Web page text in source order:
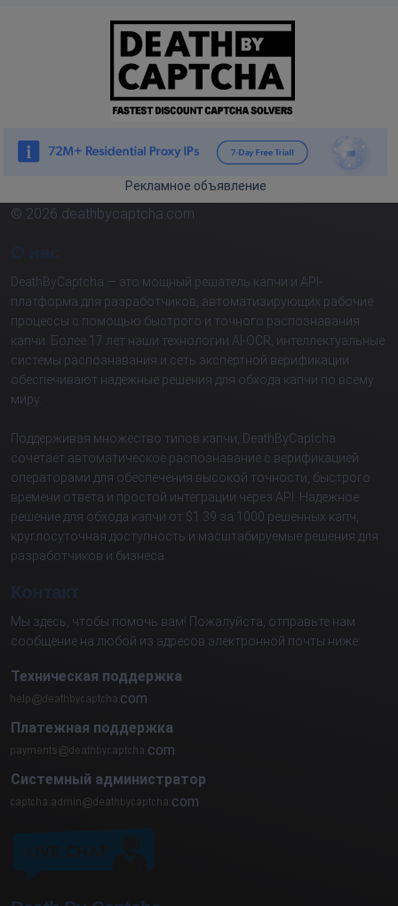
Рекламное объявление
© 2026 deathbycaptcha.com
DeathByCaptcha — это мощный решатель капчи и API-
платформа для разработчиков, автоматизирующих рабочие
процессы с помощью быстрого и точного распознавания
капчи. Более 17 лет наши технологии AI-OCR, интеллектуальные
системы распознавания и сеть экспертной верификации
обеспечивают надежные решения для обхода капчи по всему
миру.
Поддерживая множество типов капчи, DeathByCaptcha
сочетает автоматическое распознавание с верификацией
операторами для обеспечения высокой точности, быстрого
времени ответа и простой интеграции через API. Надежное
решение для обхода капчи от $1.39 за 1000 решенных капч,
круглосуточная доступность и масштабируемые решения для
разработчиков и бизнеса.
Контакт
Мы здесь, чтобы помочь вам! Пожалуйста, отправьте нам
сообщение на любой из адресов электронной почты ниже:
Техническая поддержка
com
Платежная поддержка
com
Системный администратор
com